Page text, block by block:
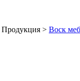
Продукция > Воск